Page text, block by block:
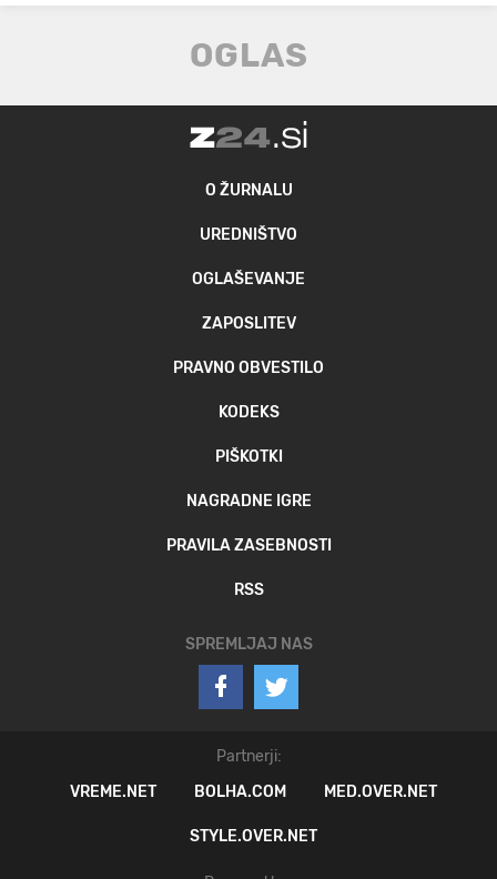
O ŽURNALU
UREDNIŠTVO
OGLAŠEVANJE
ZAPOSLITEV
PRAVNO OBVESTILO
KODEKS
PIŠKOTKI
NAGRADNE IGRE
PRAVILA ZASEBNOSTI
RSS
SPREMLJAJ NAS
Partnerji:
VREME.NET
BOLHA.COM MED.OVER.NET
STYLE.OVER.NET